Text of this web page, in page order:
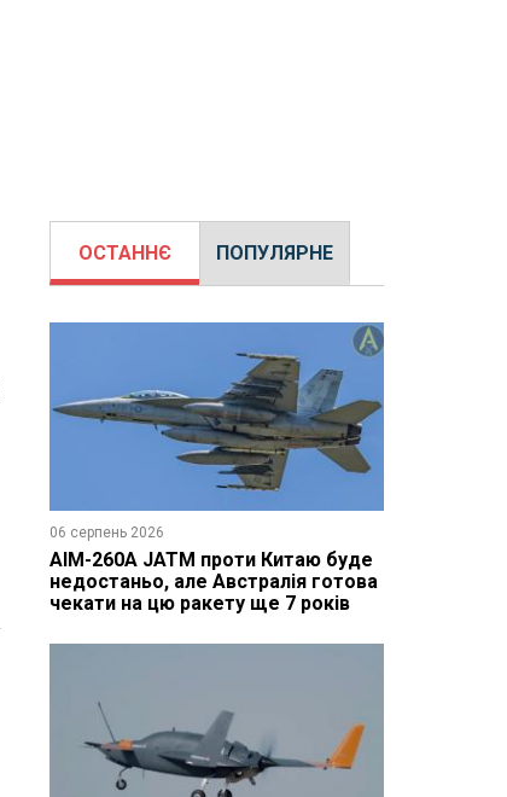
ОСТАННЄ ПОПУЛЯРНЕ
06 серпень 2026
AIM-260A JATM проти Китаю буде
недостаньо, але Австралія готова
чекати на цю ракету ще 7 років